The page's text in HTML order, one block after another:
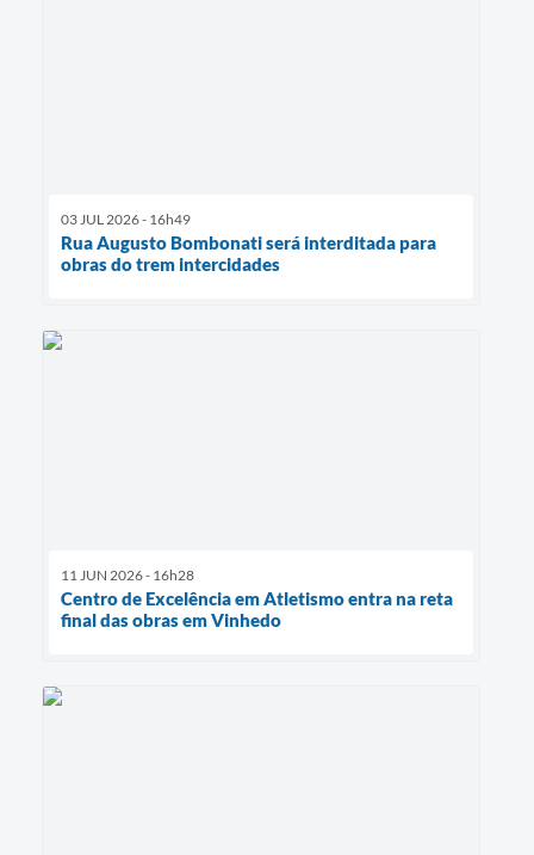
03 JUL 2026 - 16h49
Rua Augusto Bombonati será interditada para
obras do trem intercidades
11 JUN 2026 - 16h28
Centro de Excelência em Atletismo entra na reta
final das obras em Vinhedo